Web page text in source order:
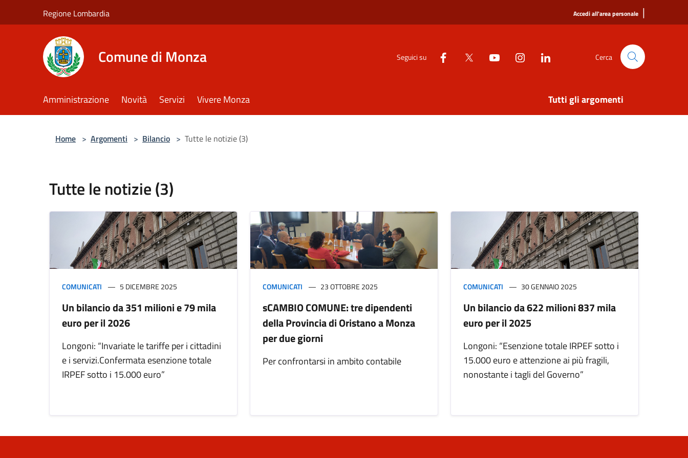
Regione Lombardia Accedi all'area personale |
Comune di Monza Seguici su Cerca
Amministrazione Novità Servizi Vivere Monza Tutti gli argomenti
Home > Argomenti > Bilancio > Tutte le notizie (3)
Tutte le notizie (3)
COMUNICATI 5 DICEMBRE 2025
Un bilancio da 351 milioni e 79 mila
euro per il 2026
Longoni: “Invariate le tariffe per i cittadini
e i servizi.Confermata esenzione totale
IRPEF sotto i 15.000 euro”
COMUNICATI 23 OTTOBRE 2025
sCAMBIO COMUNE: tre dipendenti
della Provincia di Oristano a Monza
per due giorni
Per confrontarsi in ambito contabile
COMUNICATI 30 GENNAIO 2025
Un bilancio da 622 milioni 837 mila
euro per il 2025
Longoni: “Esenzione totale IRPEF sotto i
15.000 euro e attenzione ai più fragili,
nonostante i tagli del Governo”